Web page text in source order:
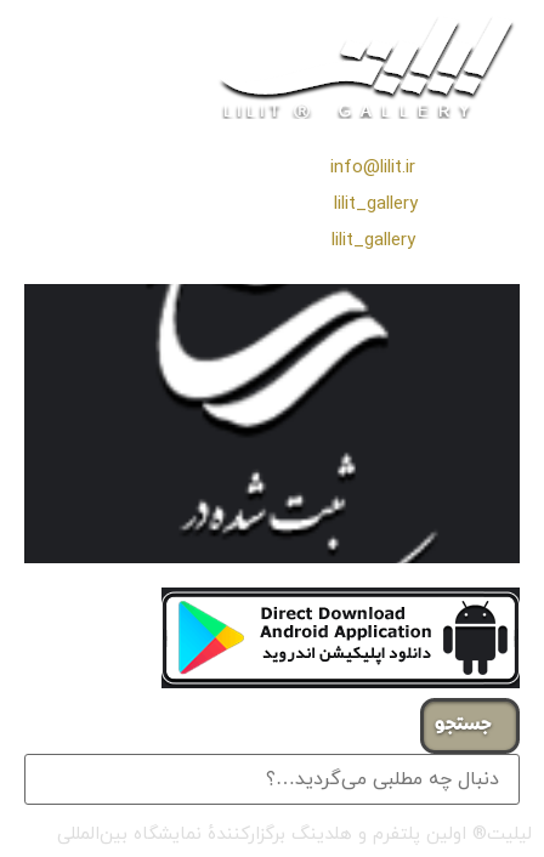
info@lilit.ir
lilit_gallery
lilit_gallery
جستجو
لیلیت® اولین پلتفرم و هلدینگ برگزارکنندهٔ نمایشگاه بین‌المللی